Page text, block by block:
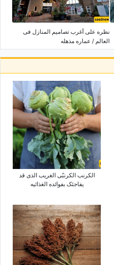
نظره على أغرب تصامیم المنازل فی
العالم / عماره مذهله
الکرنب الکرنبّی الغریب الذی قد
یفاجئک بفوائده الغذائیه